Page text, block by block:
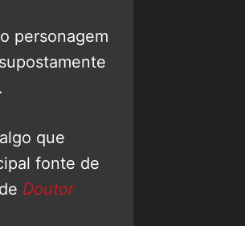
personagem
.
que
fonte de
Doutor